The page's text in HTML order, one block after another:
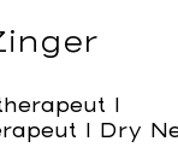
I
I Dry